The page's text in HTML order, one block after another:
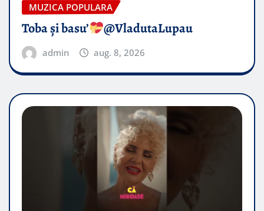
MUZICA POPULARA
Toba și basu’ @VladutaLupau
admin aug. 8, 2026